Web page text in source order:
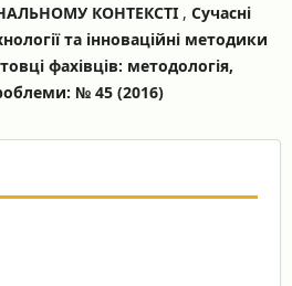
КОНТЕКСТІ , Сучасні
та інноваційні методики
фахівців: методологія,
№ 45 (2016)